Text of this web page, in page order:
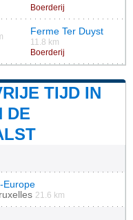
Boerderij
Ferme Ter Duyst
11.8 km
Boerderij
TIJD IN
DE
Europe
21.6 km